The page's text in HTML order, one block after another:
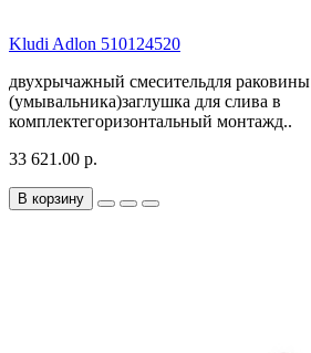
Kludi Adlon 510124520
двухрычажный смесительдля раковины
(умывальника)заглушка для слива в
комплектегоризонтальный монтажд..
33 621.00 р.
В корзину